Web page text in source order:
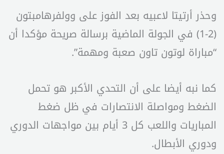
وحذر أرتيتا لاعبيه بعد الفوز على وولفرهامبتون
(2-1) في الجولة الماضية برسالة صريحة مؤكدا أن
“مباراة لوتون تاون صعبة ومهمة”.
كما نبه أيضا على أن التحدي الأكبر هو تحمل
الضغط ومواصلة الانتصارات في ظل ضغط
المباريات واللعب كل 3 أيام بين مواجهات الدوري
ودوري الأبطال.